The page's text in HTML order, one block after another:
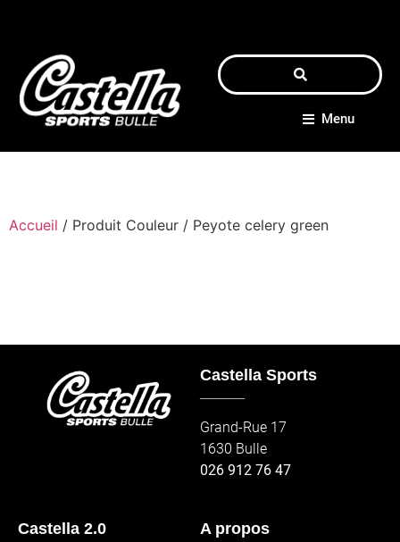
Menu
Accueil / Produit Couleur / Peyote celery green
Castella Sports
Grand-Rue 17
1630 Bulle
026 912 76 47
Castella 2.0
A propos